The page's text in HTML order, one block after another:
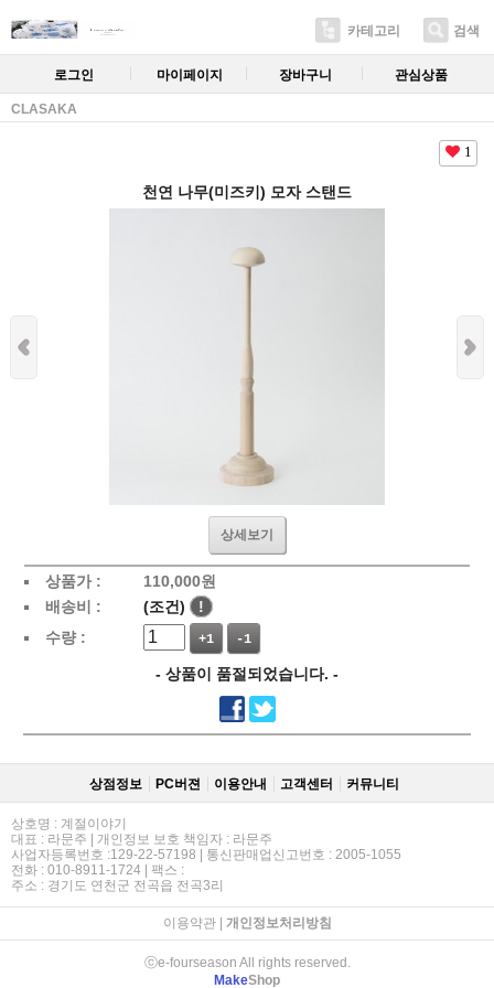
카테고리 검색
로그인 마이페이지 장바구니 관심상품
CLASAKA
1
천연 나무(미즈키) 모자 스탠드
상세보기
상품가 : 110,000원
배송비 :
(조건)
!
수량 :
+1 -1
- 상품이 품절되었습니다. -
상점정보 PC버젼 이용안내 고객센터 커뮤니티
상호명 : 계절이야기
대표 : 라문주 | 개인정보 보호 책임자 : 라문주
사업자등록번호 :129-22-57198 | 통신판매업신고번호 : 2005-1055
전화 : 010-8911-1724 | 팩스 :
주소 : 경기도 연천군 전곡읍 전곡3리
이용약관| 개인정보처리방침
ⓒe-fourseason All rights reserved.
MakeShop